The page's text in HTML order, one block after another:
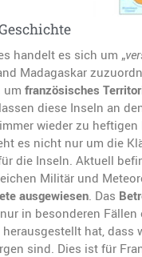
handelt es sich um „
Madagaskar
um französisches
diese Inseln an
wieder zu heftigen
es nicht nur um die
die Inseln. Aktuell
Militär und
ausgewiesen. Das
in besonderen
hat, dass
sind. Dies ist für